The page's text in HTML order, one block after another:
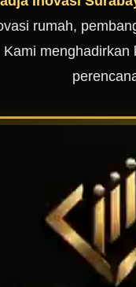
rumah,
Kami menghadirkan